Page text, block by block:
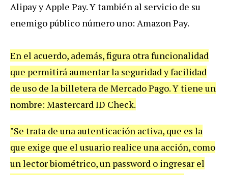
AlipayyApple Pay.Ytambién al servicio de su
enemigo público númerouno: AmazonPay.
En el acuerdo, además,figura otrafuncionalidad
que permitirá aumentarla seguridadyfacilidad
de uso de labilletera de MercadoPago.Ytiene un
nombre: MastercardID Check.
"Se trata de una autenticación activa, que es la
que exige que el usuario realice una acción, como
unlectorbiométrico,un password o ingresar el